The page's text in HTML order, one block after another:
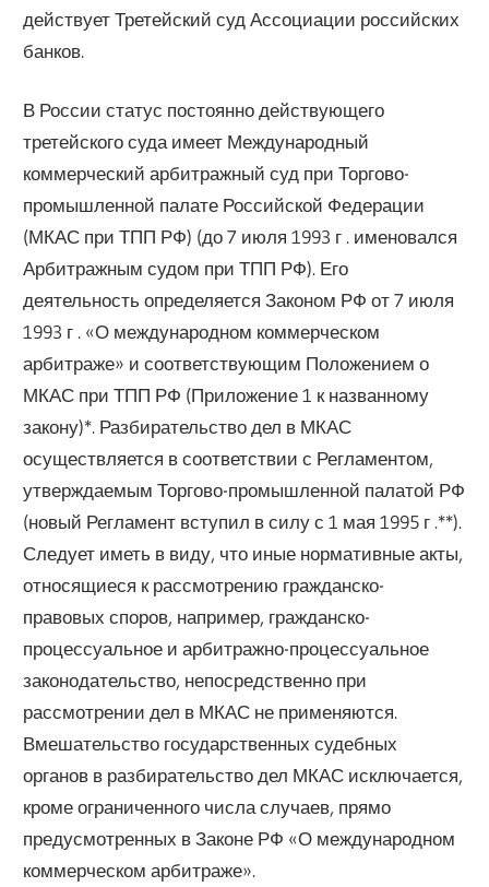
действует Третейский суд Ассоциации российских
банков.
В России статус постоянно действующего
третейского суда имеет Международный
коммерческий арбитражный суд при Торгово-
промышленной палате Российской Федерации
(МКАС при ТПП РФ) (до 7 июля 1993 г . именовался
Арбитражным судом при ТПП РФ). Его
деятельность определяется Законом РФ от 7 июля
1993 г . «О международном коммерческом
арбитраже» и соответствующим Положением о
МКАС при ТПП РФ (Приложение 1 к названному
закону)*. Разбирательство дел в МКАС
осуществляется в соответствии с Регламентом,
утверждаемым Торгово-промышленной палатой РФ
(новый Регламент вступил в силу с 1 мая 1995 г .**).
Следует иметь в виду, что иные нормативные акты,
относящиеся к рассмотрению гражданско-
правовых споров, например, гражданско-
процессуальное и арбитражно-процессуальное
законодательство, непосредственно при
рассмотрении дел в МКАС не применяются.
Вмешательство государственных судебных
органов в разбирательство дел МКАС исключается,
кроме ограниченного числа случаев, прямо
предусмотренных в Законе РФ «О международном
коммерческом арбитраже».